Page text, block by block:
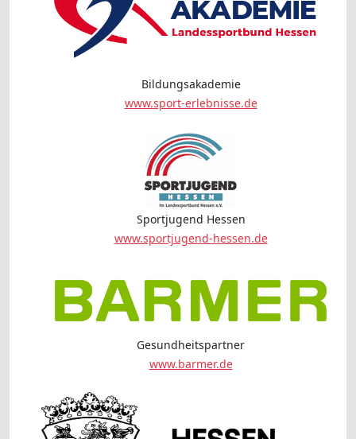
Bildungsakademie
www.sport-erlebnisse.de
Sportjugend Hessen
www.sportjugend-hessen.de
Gesundheitspartner
www.barmer.de